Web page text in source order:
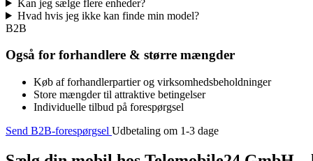
Kan jeg sælge flere enheder?
Hvad hvis jeg ikke kan finde min model?
B2B
Også for forhandlere & større mængder
Køb af forhandlerpartier og virksomhedsbeholdninger
Store mængder til attraktive betingelser
Individuelle tilbud på forespørgsel
Send B2B-forespørgsel Udbetaling om 1-3 dage